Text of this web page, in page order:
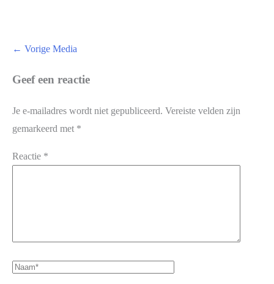
← Vorige Media
Geef een reactie
Je e-mailadres wordt niet gepubliceerd. Vereiste velden zijn
gemarkeerd met *
Reactie *
Naam*